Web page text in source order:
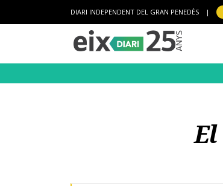
DIARI INDEPENDENT DEL GRAN PENEDÈS |